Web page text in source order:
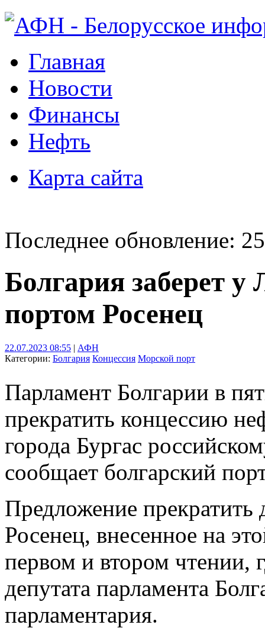
Главная
Новости
Финансы
Нефть
Карта сайта
Последнее обновление:
Болгария заберет
портом Росенец
22.07.2023 08:55 | АФН
Категории: Болгария Концессия Морской порт
Парламент Болгарии в
прекратить концессию
города Бургас
сообщает болгарский
Предложение прекратить
Росенец, внесенное на
первом и втором чтении,
депутата парламента
парламентария.